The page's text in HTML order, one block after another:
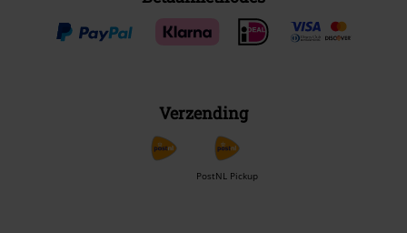
Verzending
PostNL Pickup